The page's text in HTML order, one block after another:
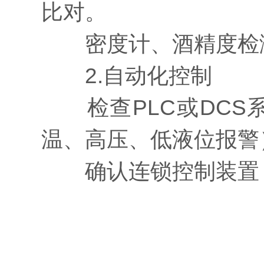
比对。
密度计、酒精度检
2.自动化控制
检查PLC或DCS系
温、高压、低液位报
确认连锁控制装置